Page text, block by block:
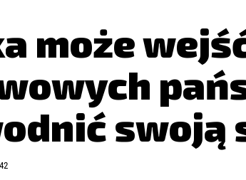
Zapomniałeś hasła?
może
swoją